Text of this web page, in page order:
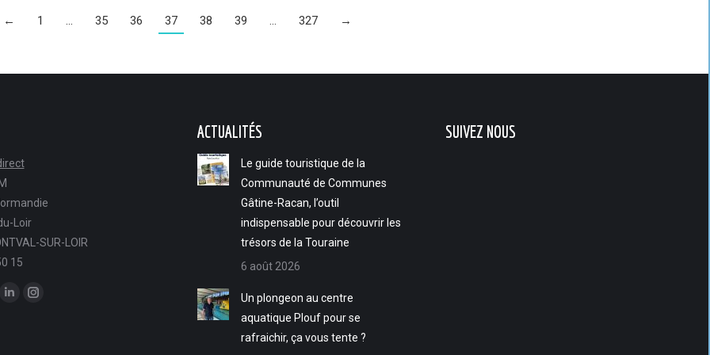
← 1 … 35 36 37 38 39 … 327 →
Loir
SUR-LOIR
15
sur :
LinkedInInstagram
ACTUALITÉS
Le guide touristique de la
Communauté de Communes
Gâtine-Racan, l’outil
indispensable pour découvrir les
trésors de la Touraine
6 août 2026
Un plongeon au centre
aquatique Plouf pour se
rafraichir, ça vous tente ?
SUIVEZ NOUS